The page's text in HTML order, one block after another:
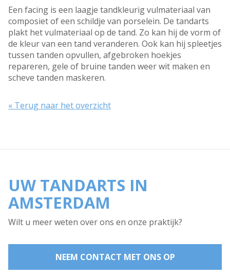
Een facing is een laagje tandkleurig vulmateriaal van
composiet of een schildje van porselein. De tandarts
plakt het vulmateriaal op de tand. Zo kan hij de vorm of
de kleur van een tand veranderen. Ook kan hij spleetjes
tussen tanden opvullen, afgebroken hoekjes
repareren, gele of bruine tanden weer wit maken en
scheve tanden maskeren.
« Terug naar het overzicht
UW TANDARTS IN
AMSTERDAM
Wilt u meer weten over ons en onze praktijk?
NEEM CONTACT MET ONS OP